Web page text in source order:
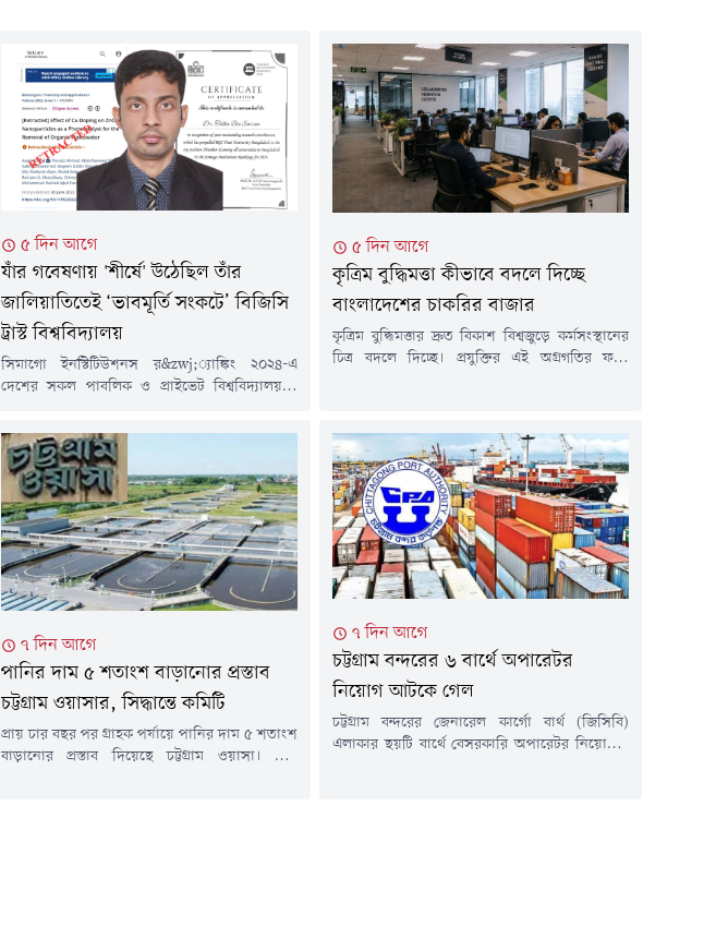
৫ দিন আগে
যাঁর গবেষণায় 'শীর্ষে' উঠেছিল তাঁর
জালিয়াতিতেই ‘ভাবমূর্তি সংকটে’ বিজিসি
ট্রাস্ট বিশ্ববিদ্যালয়
সিমাগো ইনস্টিটিউশনস র&zwj;্যাঙ্কিং ২০২৪-এ
দেশের সকল পাবলিক ও প্রাইভেট বিশ্ববিদ্যালয়কে
বিজিসি ট্রাস্ট ইউনিভার্সিটি বাংলাদেশ। সেই অভাবনীয়
সাফল্যের মূল কারিগর হিসেবে যার হাতে বিশ্ববিদ্যালয়
প্রশাসন 'সার্টিফিকেট অব অ্যাপ্রিশিয়েশন' তুলে
দিয়েছিল, সেই গবেষক ও বিশ্ববিদ্যালয়ের ফার্মেসী
বিভাগের শিক্ষক তালহা বিন ইমরানের একের পর এক
গবেষণা নিবন্ধ...
৫ দিন আগে
কৃত্রিম বুদ্ধিমত্তা কীভাবে বদলে দিচ্ছে
বাংলাদেশের চাকরির বাজার
কৃত্রিম বুদ্ধিমত্তার দ্রুত বিকাশ বিশ্বজুড়ে কর্মসংস্থানের
চিত্র বদলে দিচ্ছে। প্রযুক্তির এই অগ্রগতির ফলে
গণমাধ্যম, ই-কমার্স, উৎপাদনশিল্প থেকে শুরু করে
তৈরি পোশাক খাতেও কৃত্রিম বুদ্ধিমত্তার ব্যবহার
বাড়ছে। এতে যেমন উৎপাদনশীলতা বাড়ছে,
তেমনি...
৭ দিন আগে
পানির দাম ৫ শতাংশ বাড়ানোর প্রস্তাব
চট্টগ্রাম ওয়াসার, সিদ্ধান্তে কমিটি
প্রায় চার বছর পর গ্রাহক পর্যায়ে পানির দাম ৫ শতাংশ
বাড়ানোর প্রস্তাব দিয়েছে চট্টগ্রাম ওয়াসা। তবে
৭ দিন আগে
চট্টগ্রাম বন্দরের ৬ বার্থে অপারেটর
নিয়োগ আটকে গেল
চট্টগ্রাম বন্দরের জেনারেল কার্গো বার্থ (জিসিবি)
এলাকার ছয়টি বার্থে বেসরকারি অপারেটর নিয়োগের